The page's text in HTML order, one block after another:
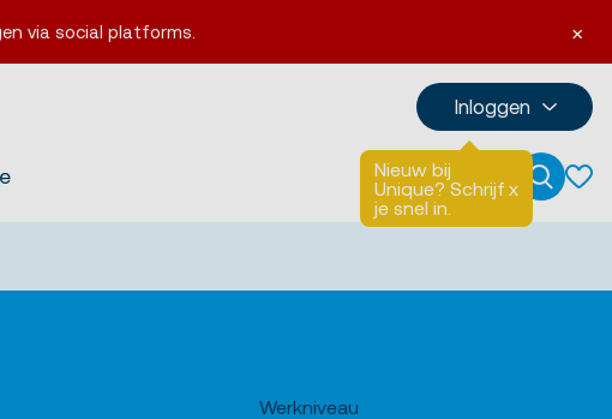
×
via social platforms.
Inloggen
Nieuw bij
Unique? Schrijf
je snel in.
x
English
Zoeken
Werkniveau